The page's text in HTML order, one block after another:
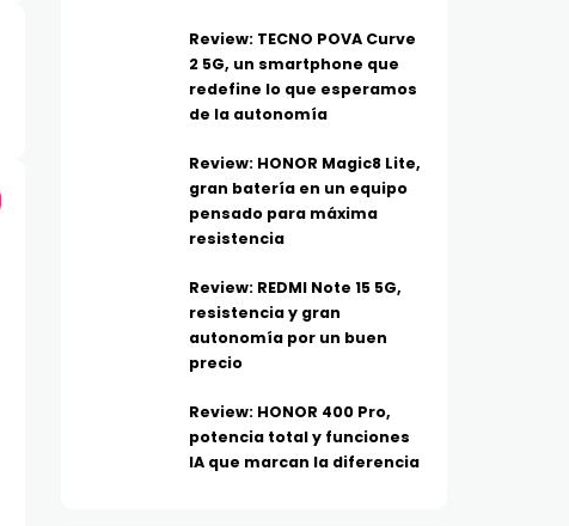
Review: TECNO POVA Curve
2 5G, un smartphone que
redefine lo que esperamos
de la autonomía
Review: HONOR Magic8 Lite,
gran batería en un equipo
pensado para máxima
resistencia
Review: REDMI Note 15 5G,
resistencia y gran
autonomía por un buen
precio
Review: HONOR 400 Pro,
potencia total y funciones
IA que marcan la diferencia